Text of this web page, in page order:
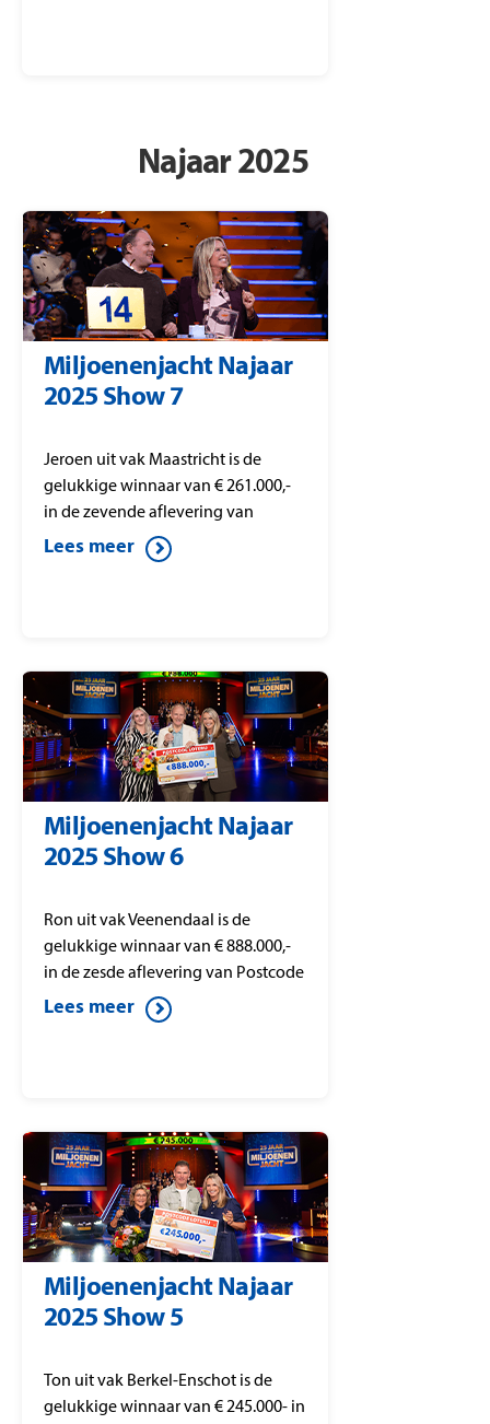
Najaar 2025
Miljoenenjacht Najaar
2025 Show 7
Jeroen uit vak Maastricht is de
gelukkige winnaar van € 261.000,-
in de zevende aflevering van
Postcode Loterij Miljoenenjacht.
Lees meer
Miljoenenjacht Najaar
2025 Show 6
Ron uit vak Veenendaal is de
gelukkige winnaar van € 888.000,-
in de zesde aflevering van Postcode
Loterij Miljoenenjacht.
Lees meer
Miljoenenjacht Najaar
2025 Show 5
Ton uit vak Berkel-Enschot is de
gelukkige winnaar van € 245.000- in